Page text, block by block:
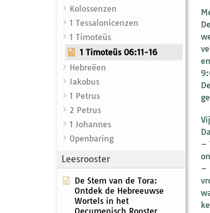
Kolossenzen
1 Tessalonicenzen
1 Timoteüs
1 Timoteüs 06:11-16
Hebreëen
Jakobus
1 Petrus
2 Petrus
1 Johannes
Openbaring
Leesrooster
De Stem van de Tora:
Ontdek de Hebreeuwse
Wortels in het
Oecumenisch Rooster
–
–